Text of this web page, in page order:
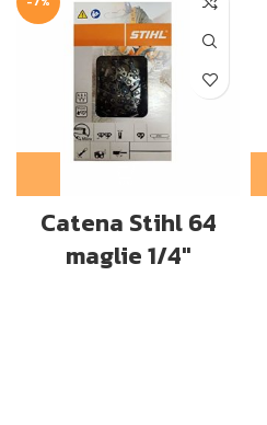
Catena Stihl 64
maglie 1/4″